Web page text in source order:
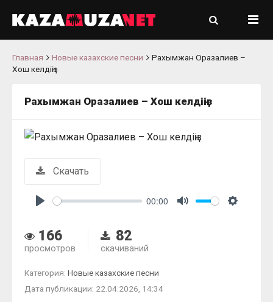
Главная Новые казахские песни
Рахымжан Оразалиев –
Хош келдіңіз
Рахымжан Оразалиев – Хош келдіңіз
Скачать
00:00
166
просмотров
82
скачиваний
Категория: Новые казахские песни
Дата публикации: 22.04.2026, 14:34